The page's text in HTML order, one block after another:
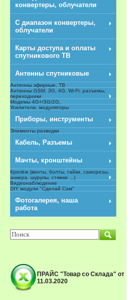
конвертеры, облучатели
С диапазон конвертеры,
облучатели
Карты доступа и оплаты
спутникового ТВ
Антенны спутниковые
Антенны эфирные, ТВ
Антенны GSM, 3G, 4G, Wi-Fi; разъемы,
переходники
Модемы 4G+/3G/2G,
Усилители, модуляторы
Приборы, инструменты
Элементы разводки
Кабель, Разъемы
Мачты, кронштейны
Крепёж (винты, болты, гайки, саморезы,
анкера, шурупы, стяжки ...)
Видеонаблюдение
DIY модули "Сделай Сам"
Фотогалерея, наша
работа
ПРАЙС "Товар со Склада" от
11.03.2020
Спутниковый